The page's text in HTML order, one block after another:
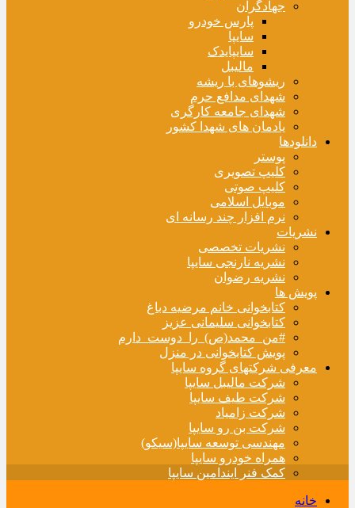
جهادگران
پارس خودرو
سایپا
سایپایدک
مالیبل
ریشوهای با ریشه
شهدای مدافع حرم
شهدای جامعه کارگری
یادمان های شهدا کشور
دانلودها
پوستر
کلیپ تصویری
کلیپ صوتی
موبایل اسلامی
نرم افزار چند رسانه ای
نشریات
نشریات تخصصی
نشریه نارنجی سایپا
نشریه رضوان
پویش ها
کتابخوانی خانم مرضیه دباغ
کتابخوانی سلیمانی عزیز
#من_محمد(ص)_را_دوست_دارم
پویش کتابخوانی در منزل
معرفی شرکتهای گروه سایپا
شرکت مالیبل سایپا
شرکت طیف سایپا
شرکت زامیاد
شرکت بن رو سایپا
مهندسی توسعه سایپا(سیکو)
همراه خودرو سایپا
کمک فنر ایندامین سایپا
خانه